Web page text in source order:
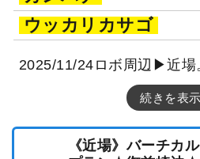
カンパチ
ウッカリカサゴ
2025/11/24ロボ周辺▶近場